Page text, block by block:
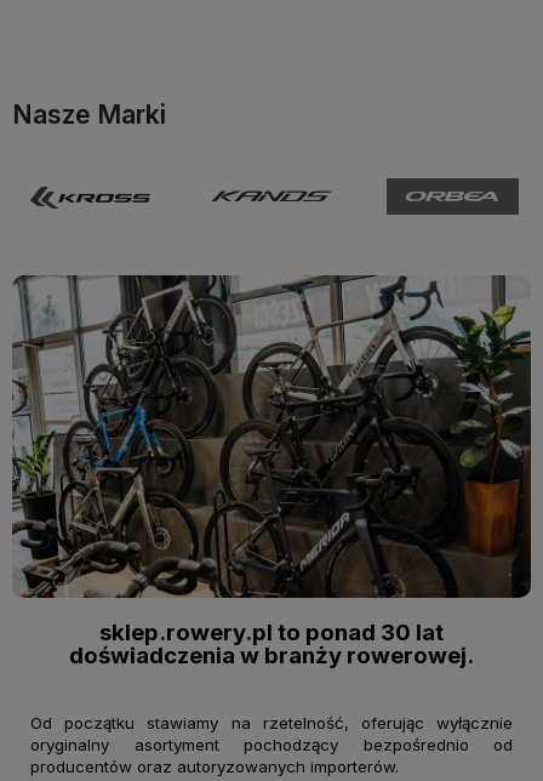
Nasze Marki
sklep.rowery.pl to ponad 30 lat
doświadczenia w branży rowerowej.
Od początku stawiamy na rzetelność, oferując wyłącznie
oryginalny asortyment pochodzący bezpośrednio od
producentów oraz autoryzowanych importerów.